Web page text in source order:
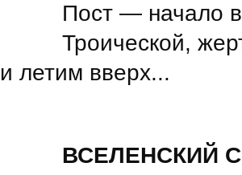
Пост — начало
Троической,
летим вверх...
ВСЕЛЕНСКИЙ